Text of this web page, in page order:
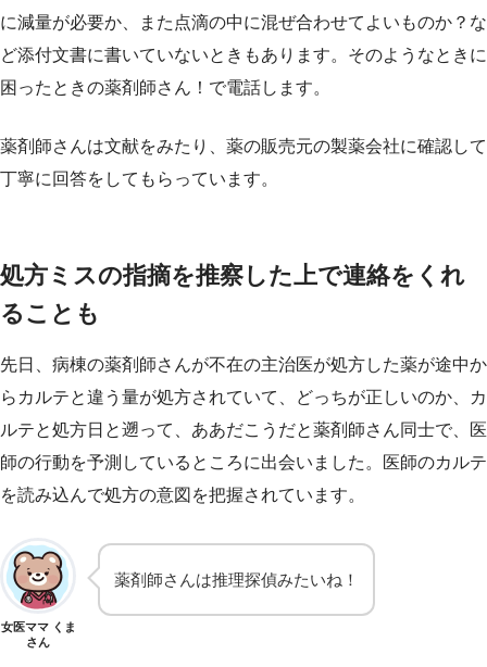
に減量が必要か、また点滴の中に混ぜ合わせてよいものか？な
ど添付文書に書いていないときもあります。そのようなときに
困ったときの薬剤師さん！で電話します。
薬剤師さんは文献をみたり、薬の販売元の製薬会社に確認して
丁寧に回答をしてもらっています。
処方ミスの指摘を推察した上で連絡をくれ
ることも
先日、病棟の薬剤師さんが不在の主治医が処方した薬が途中か
らカルテと違う量が処方されていて、どっちが正しいのか、カ
ルテと処方日と遡って、ああだこうだと薬剤師さん同士で、医
師の行動を予測しているところに出会いました。医師のカルテ
を読み込んで処方の意図を把握されています。
女医ママ くま
さん
薬剤師さんは推理探偵みたいね！